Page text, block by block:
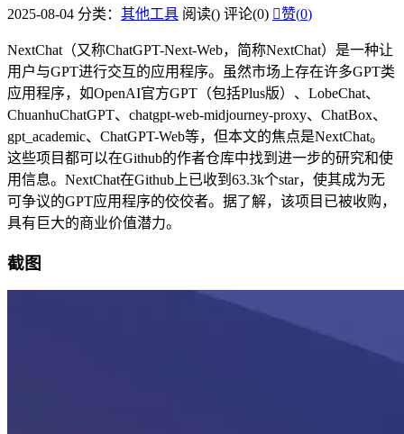
2025-08-04 分类： 其他工具 阅读() 评论(0) 赞(0)
NextChat（又称ChatGPT-Next-Web，简称NextChat）是一种让
用户与GPT进行交互的应用程序。虽然市场上存在许多GPT类
应用程序，如OpenAI官方GPT（包括Plus版）、LobeChat、
ChuanhuChatGPT、chatgpt-web-midjourney-proxy、ChatBox、
gpt_academic、ChatGPT-Web等，但本文的焦点是NextChat。
这些项目都可以在Github的作者仓库中找到进一步的研究和使
用信息。NextChat在Github上已收到63.3k个star，使其成为无
可争议的GPT应用程序的佼佼者。据了解，该项目已被收购，
具有巨大的商业价值潜力。
截图